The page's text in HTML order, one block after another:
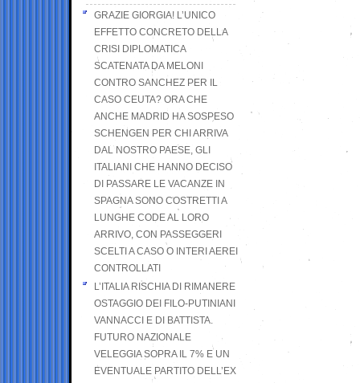
GRAZIE GIORGIA! L’UNICO
EFFETTO CONCRETO DELLA
CRISI DIPLOMATICA
SCATENATA DA MELONI
CONTRO SANCHEZ PER IL
CASO CEUTA? ORA CHE
ANCHE MADRID HA SOSPESO
SCHENGEN PER CHI ARRIVA
DAL NOSTRO PAESE, GLI
ITALIANI CHE HANNO DECISO
DI PASSARE LE VACANZE IN
SPAGNA SONO COSTRETTI A
LUNGHE CODE AL LORO
ARRIVO, CON PASSEGGERI
SCELTI A CASO O INTERI AEREI
CONTROLLATI
L’ITALIA RISCHIA DI RIMANERE
OSTAGGIO DEI FILO-PUTINIANI
VANNACCI E DI BATTISTA.
FUTURO NAZIONALE
VELEGGIA SOPRA IL 7% E UN
EVENTUALE PARTITO DELL’EX